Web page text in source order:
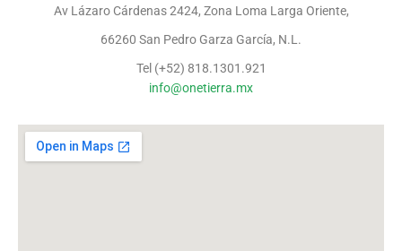
Av Lázaro Cárdenas 2424, Zona Loma Larga Oriente,
66260 San Pedro Garza García, N.L.
Tel (+52) 818.1301.921
info@onetierra.mx